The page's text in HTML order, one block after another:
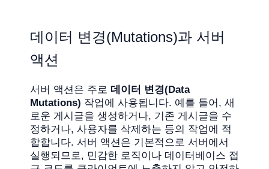
데이터 변경(Mutations)과 서버
액션
서버 액션은 주로 데이터 변경(Data
Mutations) 작업에 사용됩니다. 예를 들어, 새
로운 게시글을 생성하거나, 기존 게시글을 수
정하거나, 사용자를 삭제하는 등의 작업에 적
합합니다. 서버 액션은 기본적으로 서버에서
실행되므로, 민감한 로직이나 데이터베이스 접